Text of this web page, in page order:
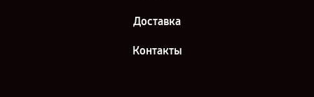
Доставка
Контакты